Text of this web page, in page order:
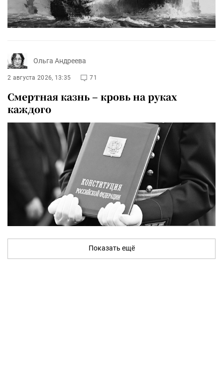
Ольга Андреева
2 августа 2026, 13:35 71
Смертная казнь – кровь на руках
каждого
Показать ещё